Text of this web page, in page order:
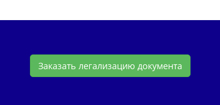
Заказать легализацию документа